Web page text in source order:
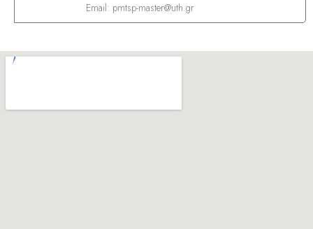
Email: pmtsp-master@uth.gr